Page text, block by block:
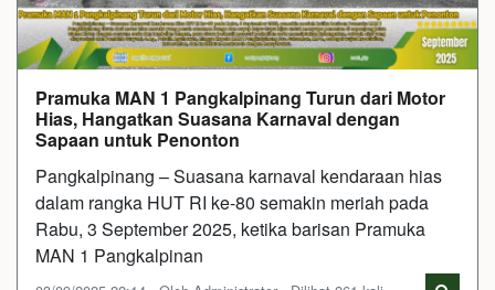
Pramuka MAN 1 Pangkalpinang Turun dari Motor
Hias, Hangatkan Suasana Karnaval dengan
Sapaan untuk Penonton
Pangkalpinang – Suasana karnaval kendaraan hias
dalam rangka HUT RI ke-80 semakin meriah pada
Rabu, 3 September 2025, ketika barisan Pramuka
MAN 1 Pangkalpinan